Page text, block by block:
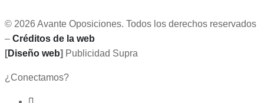
© 2026 Avante Oposiciones. Todos los derechos reservados
– Créditos de la web
[Diseño web] Publicidad Supra
¿Conectamos?